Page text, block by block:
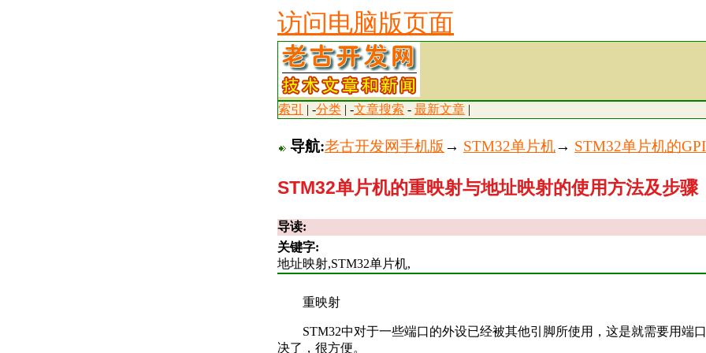
访问电脑版页面
索引 | -分类 | -文章搜索 - 最新文章 |
导航:老古开发网手机版 → STM32单片机→ STM32单片机的
STM32单片机的重映射与地址映射的使用方法及步骤
导读:
关键字:
地址映射,STM32单片机,
重映射
STM32中对于一些端口的外设已经被其他引脚所使用，这是就需要用端
决了，很方便。